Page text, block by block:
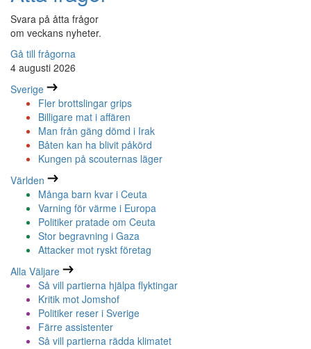
Svara på åtta frågor
om veckans nyheter.
Gå till frågorna
4 augusti 2026
Sverige
Fler brottslingar grips
Billigare mat i affären
Man från gäng dömd i Irak
Båten kan ha blivit påkörd
Kungen på scouternas läger
Världen
Många barn kvar i Ceuta
Varning för värme i Europa
Politiker pratade om Ceuta
Stor begravning i Gaza
Attacker mot ryskt företag
Alla Väljare
Så vill partierna hjälpa flyktingar
Kritik mot Jomshof
Politiker reser i Sverige
Färre assistenter
Så vill partierna rädda klimatet